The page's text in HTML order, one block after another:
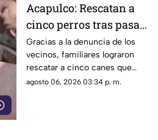
señalando que representa un
peligro constante ante el inicio
de la temporada de lluvias y el
próximo regreso a clases.
Acapulco: Rescatan a
cinco perros tras pasar
seis días encerrados
por el fallecimiento de
su dueño
Gracias a la denuncia de los
vecinos, familiares lograron
rescatar a cinco canes que
habían quedado atrapados al
agosto 06, 2026 03:34 p. m.